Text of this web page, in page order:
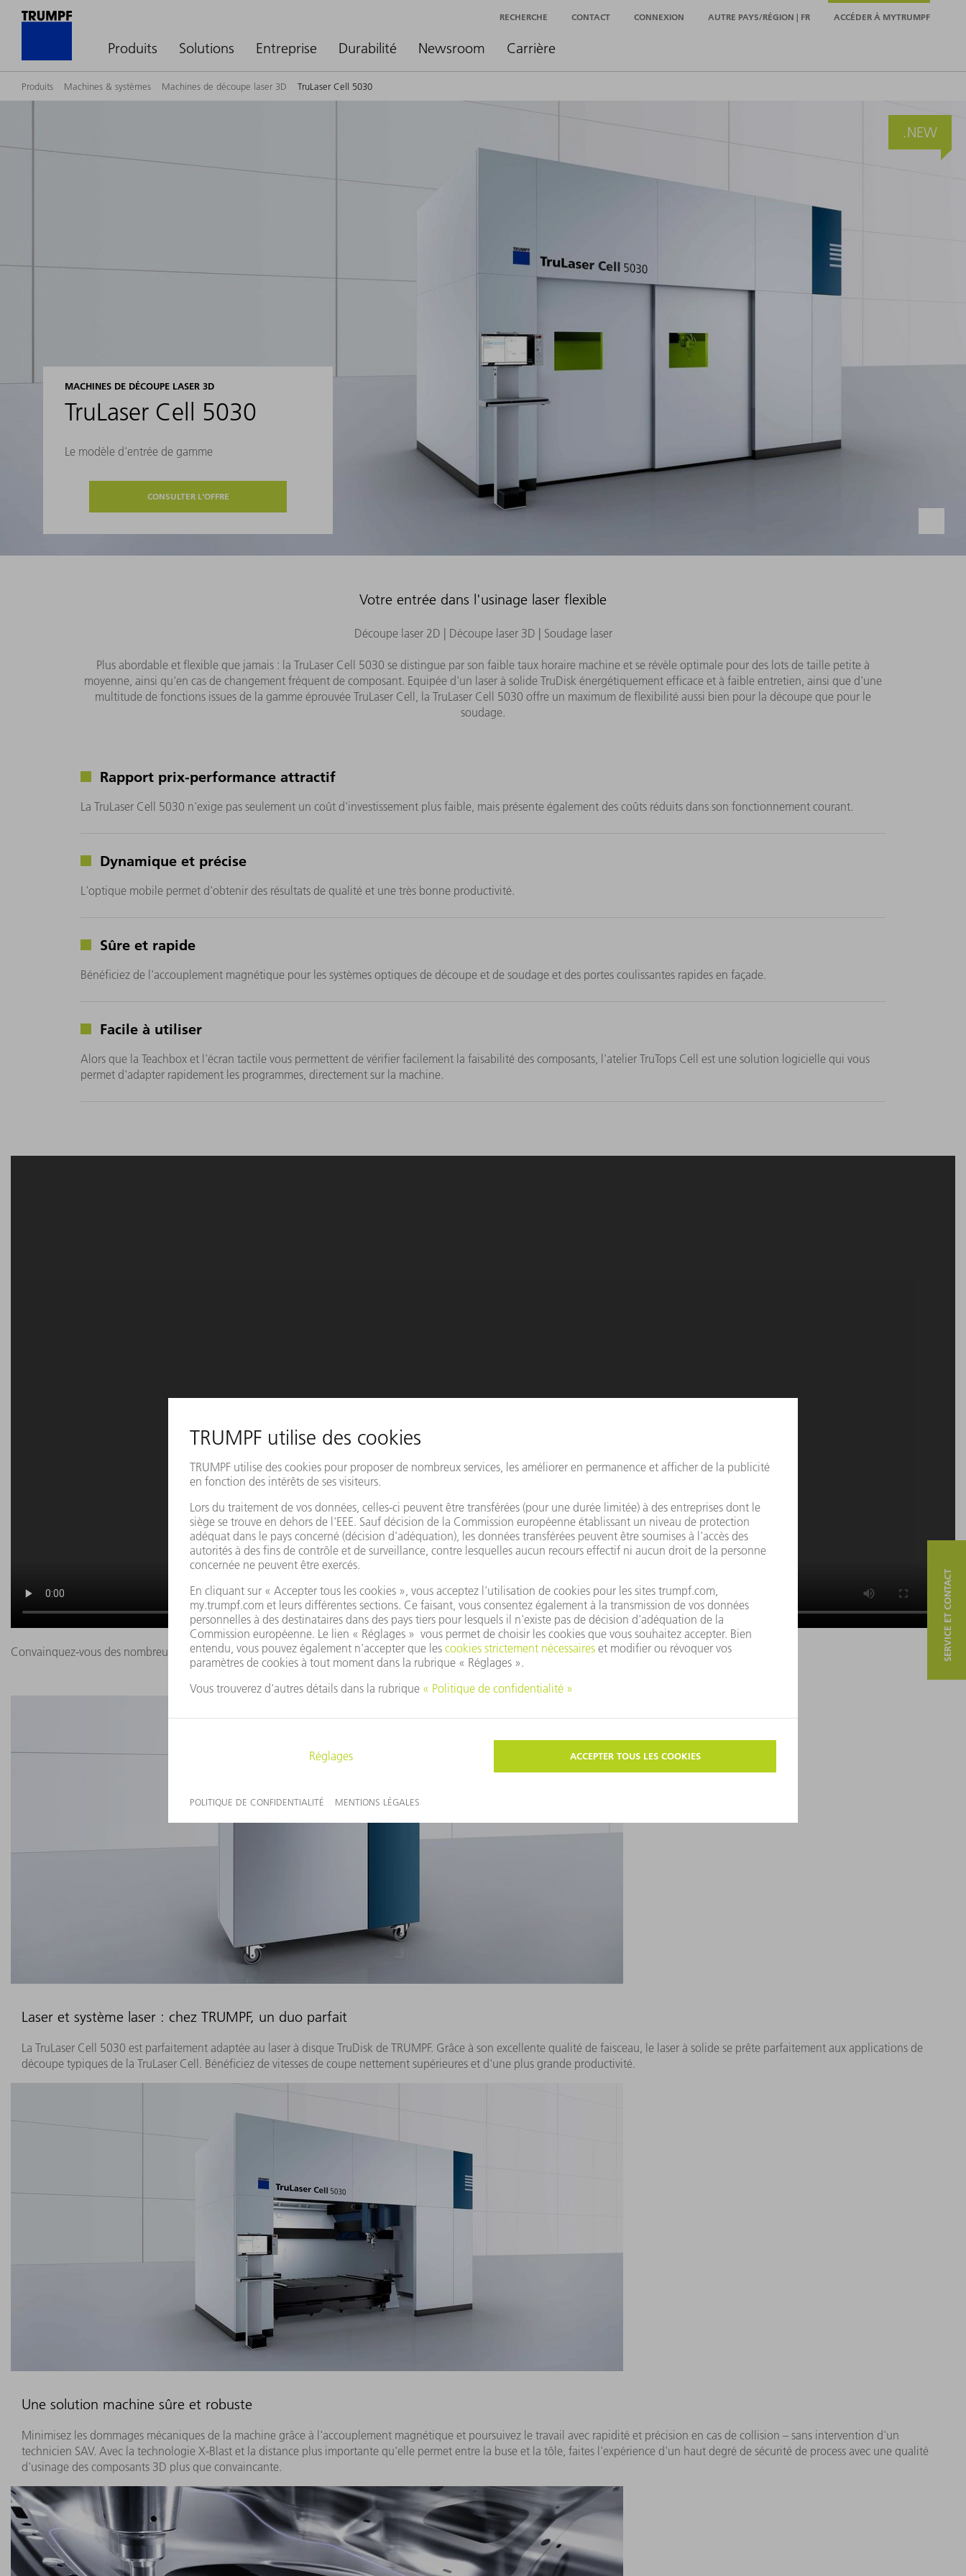
Produits Solutions Entreprise Durabilité Newsroom Carrière
RECHERCHE CONTACT CONNEXION AUTRE PAYS/RÉGION | FR ACCÉDER À MYTRUMPF
Produits Machines & systèmes Machines de découpe laser 3D TruLaser Cell 5030
.NEW
MACHINES DE DÉCOUPE LASER 3D
TruLaser Cell 5030
Le modèle d'entrée de gamme
CONSULTER L'OFFRE
Votre entrée dans l'usinage laser flexible
Découpe laser 2D | Découpe laser 3D | Soudage laser
Plus abordable et flexible que jamais : la TruLaser Cell 5030 se distingue par son faible taux horaire machine et se révèle optimale pour des lots de taille petite à
moyenne, ainsi qu'en cas de changement fréquent de composant. Equipée d'un laser à solide TruDisk énergétiquement efficace et à faible entretien, ainsi que d'une
multitude de fonctions issues de la gamme éprouvée TruLaser Cell, la TruLaser Cell 5030 offre un maximum de flexibilité aussi bien pour la découpe que pour le
soudage.
Rapport prix-performance attractif
La TruLaser Cell 5030 n'exige pas seulement un coût d'investissement plus faible, mais présente également des coûts réduits dans son fonctionnement courant.
Dynamique et précise
L'optique mobile permet d'obtenir des résultats de qualité et une très bonne productivité.
Sûre et rapide
Bénéficiez de l'accouplement magnétique pour les systèmes optiques de découpe et de soudage et des portes coulissantes rapides en façade.
Facile à utiliser
Alors que la Teachbox et l'écran tactile vous permettent de vérifier facilement la faisabilité des composants, l'atelier TruTops Cell est une solution logicielle qui vous
permet d'adapter rapidement les programmes, directement sur la machine.
Convainquez-vous des nombreux avantages de la TruLaser Cell 5030 pour les lots de petite à moyenne taille
Laser et système laser : chez TRUMPF, un duo parfait
La TruLaser Cell 5030 est parfaitement adaptée au laser à disque TruDisk de TRUMPF. Grâce à son excellente qualité de faisceau, le laser à solide se prête parfaitement aux applications de
découpe typiques de la TruLaser Cell. Bénéficiez de vitesses de coupe nettement supérieures et d'une plus grande productivité.
Une solution machine sûre et robuste
Minimisez les dommages mécaniques de la machine grâce à l'accouplement magnétique et poursuivez le travail avec rapidité et précision en cas de collision – sans intervention d'un
technicien SAV. Avec la technologie X-Blast et la distance plus importante qu'elle permet entre la buse et la tôle, faites l'expérience d'un haut degré de sécurité de process avec une qualité
d'usinage des composants 3D plus que convaincante.
SERVICE ET CONTACT